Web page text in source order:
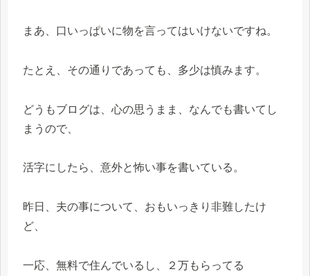
まあ、口いっぱいに物を言ってはいけないですね。
たとえ、その通りであっても、多少は慎みます。
どうもブログは、心の思うまま、なんでも書いてし
まうので、
活字にしたら、意外と怖い事を書いている。
昨日、夫の事について、おもいっきり非難したけ
ど、
一応、無料で住んでいるし、２万もらってる